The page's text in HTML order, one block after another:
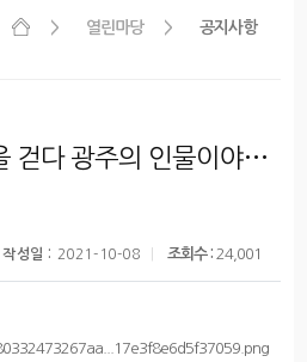
열린마당 공지사항
2021 빛고을 기억을 걷다 광주의 인물이야기 안내
작성일 : 2021-10-08 조회수 : 24,001